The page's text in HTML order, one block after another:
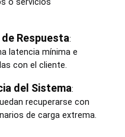
o servicios
Respuesta:
latencia mínima e
con el cliente.
del Sistema:
recuperarse con
de carga extrema.